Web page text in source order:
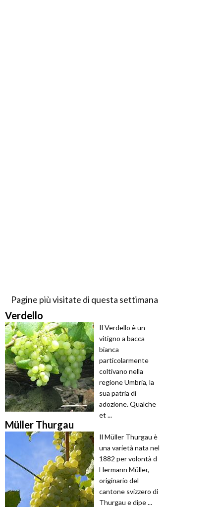
Pagine più visitate di questa settimana
Verdello
Il Verdello è un
vitigno a bacca
bianca
particolarmente
coltivano nella
regione Umbria, la
sua patria di
adozione. Qualche
et ...
Müller Thurgau
Il Müller Thurgau è
una varietà nata nel
1882 per volontà d
Hermann Müller,
originario del
cantone svizzero di
Thurgau e dipe ...